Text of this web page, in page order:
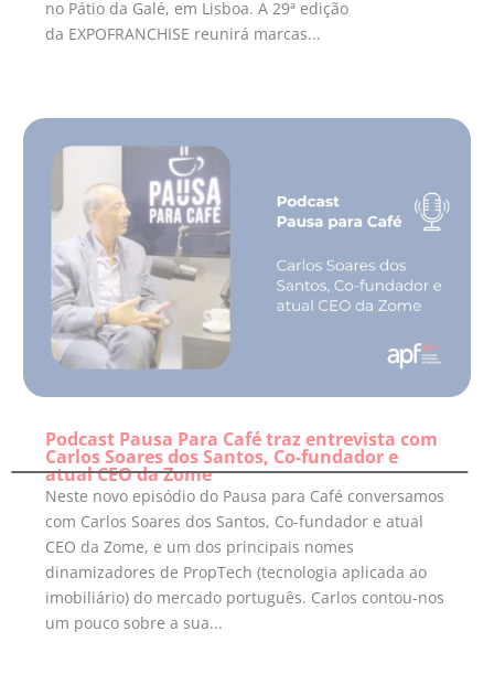
no Pátio da Galé, em Lisboa. A 29ª edição
da EXPOFRANCHISE reunirá marcas...
Podcast Pausa Para Café traz entrevista com
Carlos Soares dos Santos, Co-fundador e
atual CEO da Zome
Neste novo episódio do Pausa para Café conversamos
com Carlos Soares dos Santos, Co-fundador e atual
CEO da Zome, e um dos principais nomes
dinamizadores de PropTech (tecnologia aplicada ao
imobiliário) do mercado português. Carlos contou-nos
um pouco sobre a sua...